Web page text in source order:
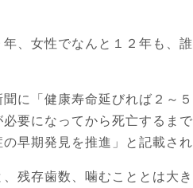
年、女性でなんと１２年も、
聞に「健康寿命延びれば２～
要になってから死亡するま
早期発見を推進」と記載さ
残存歯数、噛むこととは大